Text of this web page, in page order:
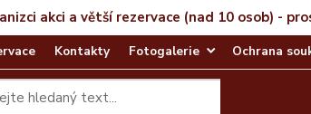
akci a větší rezervace (nad 10 osob) -
Kontakty Fotogalerie Ochrana